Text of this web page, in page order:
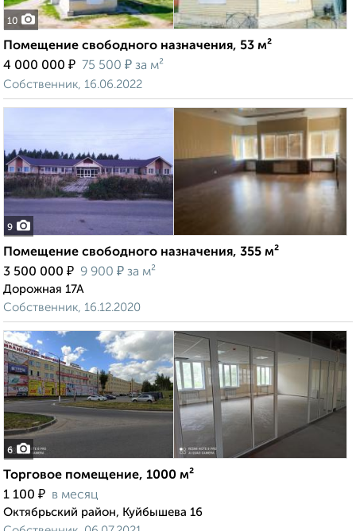
10
Помещение свободного назначения, 53 м²
4 000 000 ₽ 75 500 ₽ за м²
Собственник, 16.06.2022
9
Помещение свободного назначения, 355 м²
3 500 000 ₽ 9 900 ₽ за м²
Дорожная 17А
Собственник, 16.12.2020
6
Торговое помещение, 1000 м²
1 100 ₽ в месяц
Октябрьский район, Куйбышева 16